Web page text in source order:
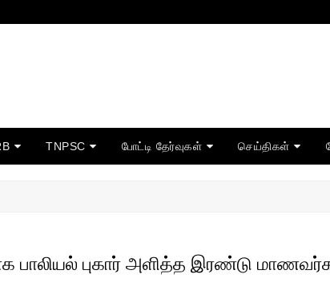
TNPSC போட்டி தேர்வுகள் செய்திகள்
பாலியல் புகார் அளித்த இரண்டு